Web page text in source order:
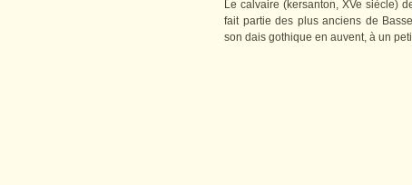
Le calvaire (kersanton, XVe siècle)
fait partie des plus anciens de
son dais gothique en auvent, à un